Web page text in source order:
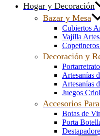
Hogar y Decoración
Bazar y Mesa
Cubiertos
Vajilla
Decoración y
Artesanías
Artesanías
Juegos
Accesorios
Botas de
Porta